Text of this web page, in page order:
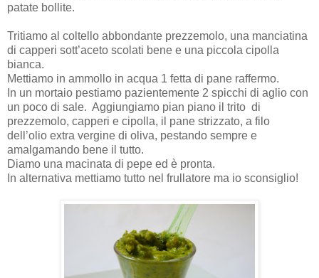
patate bollite.
Tritiamo al coltello abbondante prezzemolo, una manciatina
di capperi sott’aceto scolati bene e una piccola cipolla
bianca.
Mettiamo in ammollo in acqua 1 fetta di pane raffermo.
In un mortaio pestiamo pazientemente 2 spicchi di aglio con
un poco di sale. Aggiungiamo pian piano il trito di
prezzemolo, capperi e cipolla, il pane strizzato, a filo
dell’olio extra vergine di oliva, pestando sempre e
amalgamando bene il tutto.
Diamo una macinata di pepe ed è pronta.
In alternativa mettiamo tutto nel frullatore ma io sconsiglio!